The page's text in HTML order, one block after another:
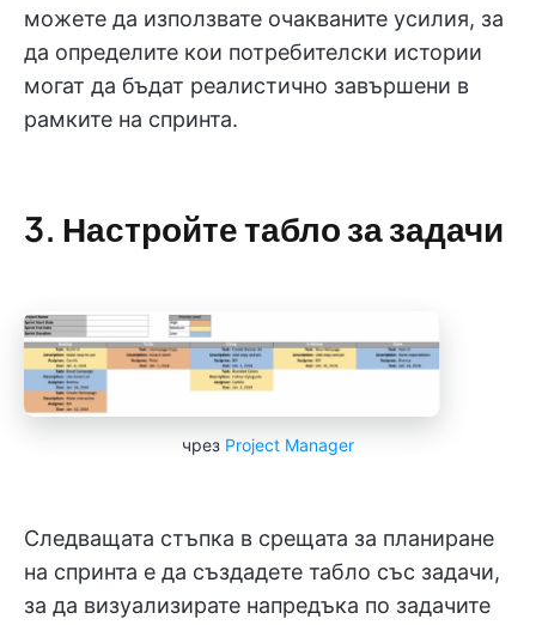
можете да използвате очакваните усилия, за
да определите кои потребителски истории
могат да бъдат реалистично завършени в
рамките на спринта.
3. Настройте табло за задачи
чрез Project Manager
Следващата стъпка в срещата за планиране
на спринта е да създадете табло със задачи,
за да визуализирате напредъка по задачите